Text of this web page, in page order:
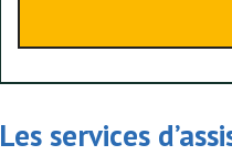
Les services